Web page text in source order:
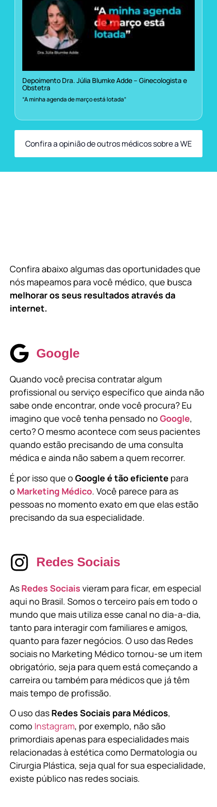
Depoimento Dra. Júlia Blumke Adde – Ginecologista e
Obstetra
“A minha agenda de março está lotada”
Confira a opinião de outros médicos sobre a WE
Confira abaixo algumas das oportunidades que
nós mapeamos para você médico, que busca
melhorar os seus resultados através da
internet.
Google
Quando você precisa contratar algum
profissional ou serviço específico que ainda não
sabe onde encontrar, onde você procura? Eu
imagino que você tenha pensado no Google,
certo? O mesmo acontece com seus pacientes
quando estão precisando de uma consulta
médica e ainda não sabem a quem recorrer.
É por isso que o Google é tão eficiente para
o Marketing Médico. Você parece para as
pessoas no momento exato em que elas estão
precisando da sua especialidade.
Redes Sociais
As Redes Sociais vieram para ficar, em especial
aqui no Brasil. Somos o terceiro país em todo o
mundo que mais utiliza esse canal no dia-a-dia,
tanto para interagir com familiares e amigos,
quanto para fazer negócios. O uso das Redes
sociais no Marketing Médico tornou-se um item
obrigatório, seja para quem está começando a
carreira ou também para médicos que já têm
mais tempo de profissão.
O uso das Redes Sociais para Médicos,
como Instagram, por exemplo, não são
primordiais apenas para especialidades mais
relacionadas à estética como Dermatologia ou
Cirurgia Plástica, seja qual for sua especialidade,
existe público nas redes sociais.